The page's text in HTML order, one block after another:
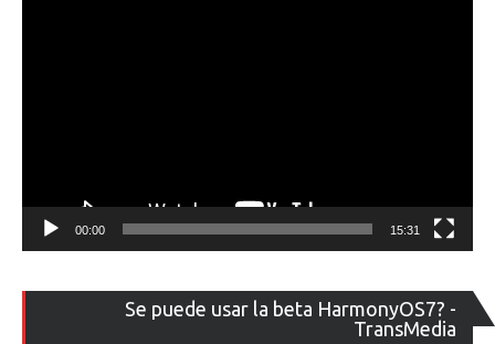
00:00 15:31
Se puede usar la beta HarmonyOS7? -
TransMedia
de